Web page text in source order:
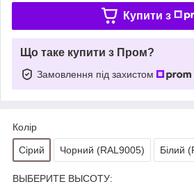
Купити з
Що таке купити з Пром?
Замовлення під захистом
Колір
Сірий Чорний (RAL9005) Білий
ВЫБЕРИТЕ ВЫСОТУ: